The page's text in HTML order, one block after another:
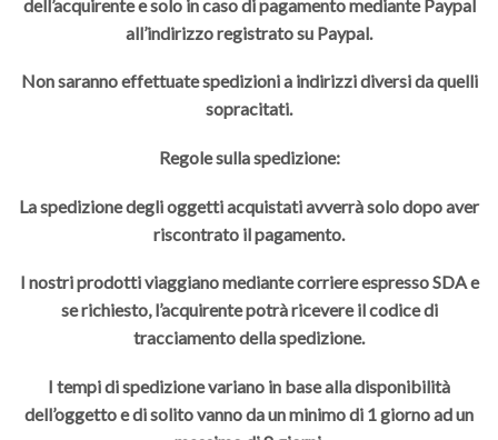
dell’acquirente e solo in caso di pagamento mediante Paypal
all’indirizzo registrato su Paypal.
Non saranno effettuate spedizioni a indirizzi diversi da quelli
sopracitati.
Regole sulla spedizione:
La spedizione degli oggetti acquistati avverrà solo dopo aver
riscontrato il pagamento.
I nostri prodotti viaggiano mediante corriere espresso SDA e
se richiesto, l’acquirente potrà ricevere il codice di
tracciamento della spedizione.
I tempi di spedizione variano in base alla disponibilità
dell’oggetto e di solito vanno da un minimo di 1 giorno ad un